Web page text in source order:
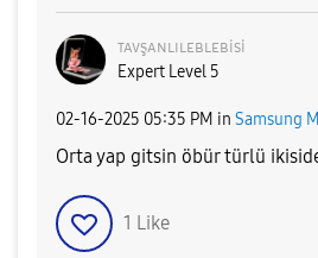
ᴛᴀᴠşᴀɴʟɪʟᴇʙʟᴇʙisi
Expert Level 5
‎02-16-2025 05:35 PM in Samsung
Orta yap gitsin öbür türlü
1 Like